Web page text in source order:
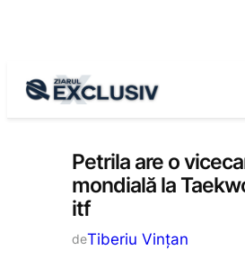
Stiri la zi
Petrila are o
mondială la
itf
deTiberiu Vințan